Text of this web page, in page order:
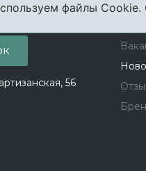
56
О
файлы Cookie.